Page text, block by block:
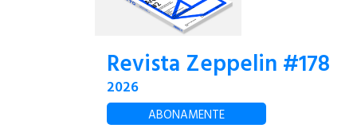
Revista Zeppelin #178
2026
ABONAMENTE